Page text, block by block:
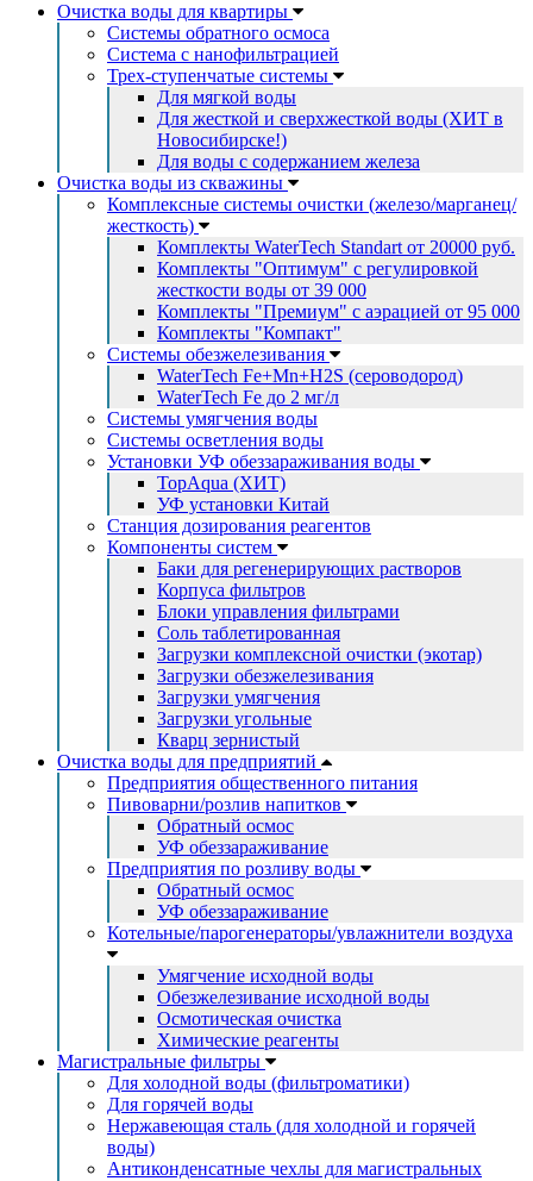
Очистка воды для квартиры
Системы обратного осмоса
Система с нанофильтрацией
Трех-ступенчатые системы
Для мягкой воды
Для жесткой и сверхжесткой воды (ХИТ в
Новосибирске!)
Для воды с содержанием железа
Очистка воды из скважины
Комплексные системы очистки (железо/марганец/
жесткость)
Комплекты WaterTech Standart от 20000 руб.
Комплекты "Оптимум" с регулировкой
жесткости воды от 39 000
Комплекты "Премиум" с аэрацией от 95 000
Комплекты "Компакт"
Системы обезжелезивания
WaterTech Fe+Mn+H2S (сероводород)
WaterTech Fe до 2 мг/л
Системы умягчения воды
Системы осветления воды
Установки УФ обеззараживания воды
TopAqua (ХИТ)
УФ установки Китай
Станция дозирования реагентов
Компоненты систем
Баки для регенерирующих растворов
Корпуса фильтров
Блоки управления фильтрами
Соль таблетированная
Загрузки комплексной очистки (экотар)
Загрузки обезжелезивания
Загрузки умягчения
Загрузки угольные
Кварц зернистый
Очистка воды для предприятий
Предприятия общественного питания
Пивоварни/розлив напитков
Обратный осмос
УФ обеззараживание
Предприятия по розливу воды
Обратный осмос
УФ обеззараживание
Котельные/парогенераторы/увлажнители воздуха
Умягчение исходной воды
Обезжелезивание исходной воды
Осмотическая очистка
Химические реагенты
Магистральные фильтры
Для холодной воды (фильтроматики)
Для горячей воды
Нержавеющая сталь (для холодной и горячей
воды)
Антиконденсатные чехлы для магистральных